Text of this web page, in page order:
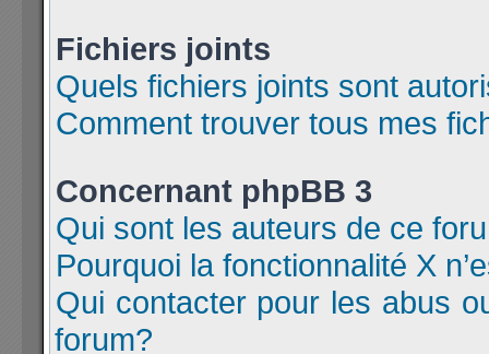
Fichiers joints
Quels fichiers joints sont
Comment trouver tous mes
Concernant phpBB 3
Qui sont les auteurs de ce
Pourquoi la fonctionnalité X
Qui contacter pour les abus
forum?